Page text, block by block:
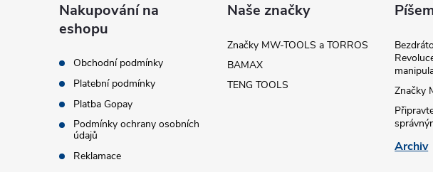
Nakupování na
eshopu
Obchodní podmínky
Platební podmínky
Platba Gopay
Podmínky ochrany osobních
údajů
Reklamace
Naše značky
Značky MW-TOOLS a TORROS
BAMAX
TENG TOOLS
Značky
Archiv